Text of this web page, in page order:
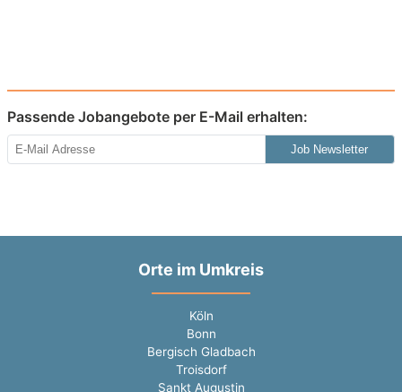
Passende Jobangebote per E-Mail erhalten:
Job Newsletter
Orte im Umkreis
Köln
Bonn
Bergisch Gladbach
Troisdorf
Sankt Augustin